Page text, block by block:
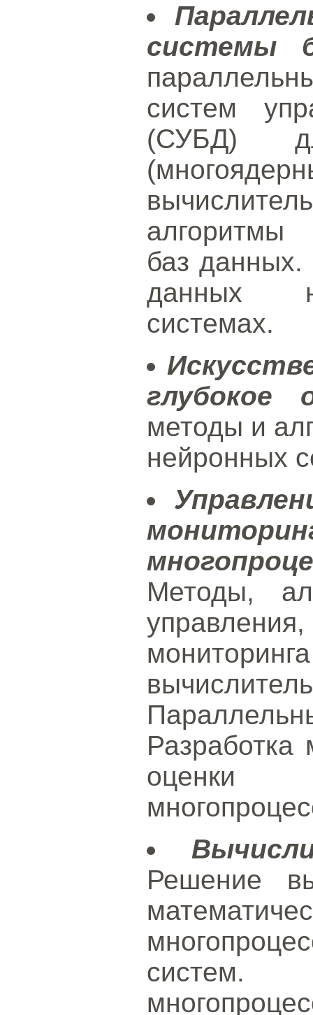
системы
систем
(СУБД)
алгоритмы
баз данных.
данных
системах.
глубокое
методы и
нейронных
Методы,
Разработка
оценки
Решение